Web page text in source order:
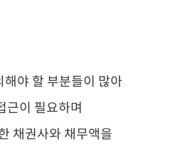
해야 할 부분들이 많아
근이 필요하며
채권사와 채무액을